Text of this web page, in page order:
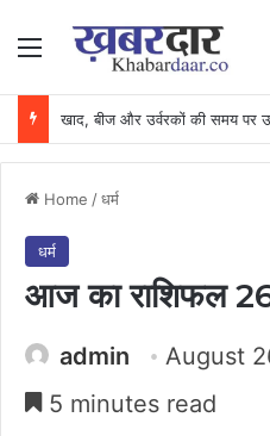
Menu
Home /धर्म
धर्म
आज का राशिफल
admin
August
5 minutes read